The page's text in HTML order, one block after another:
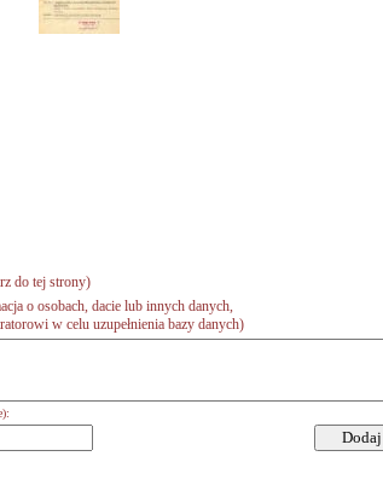
do tej strony)
o osobach, dacie lub innych danych,
w celu uzupełnienia bazy danych)